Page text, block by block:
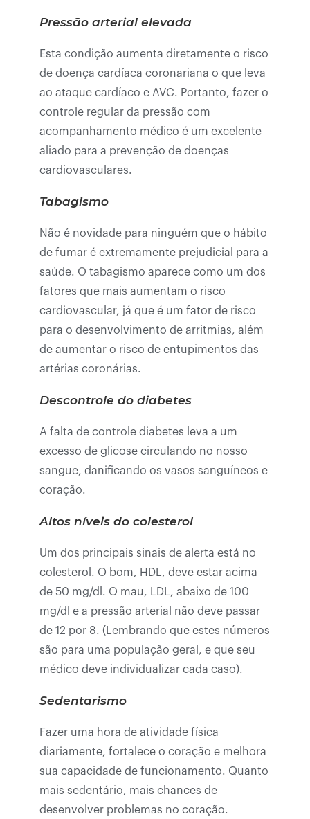
Pressão arterial elevada
Esta condição aumenta diretamente o risco
de doença cardíaca coronariana o que leva
ao ataque cardíaco e AVC. Portanto, fazer o
controle regular da pressão com
acompanhamento médico é um excelente
aliado para a prevenção de doenças
cardiovasculares.
Tabagismo
Não é novidade para ninguém que o hábito
de fumar é extremamente prejudicial para a
saúde. O tabagismo aparece como um dos
fatores que mais aumentam o risco
cardiovascular, já que é um fator de risco
para o desenvolvimento de arritmias, além
de aumentar o risco de entupimentos das
artérias coronárias.
Descontrole do diabetes
A falta de controle diabetes leva a um
excesso de glicose circulando no nosso
sangue, danificando os vasos sanguíneos e
coração.
Altos níveis do colesterol
Um dos principais sinais de alerta está no
colesterol. O bom, HDL, deve estar acima
de 50 mg/dl. O mau, LDL, abaixo de 100
mg/dl e a pressão arterial não deve passar
de 12 por 8. (Lembrando que estes números
são para uma população geral, e que seu
médico deve individualizar cada caso).
Sedentarismo
Fazer uma hora de atividade física
diariamente, fortalece o coração e melhora
sua capacidade de funcionamento. Quanto
mais sedentário, mais chances de
desenvolver problemas no coração.